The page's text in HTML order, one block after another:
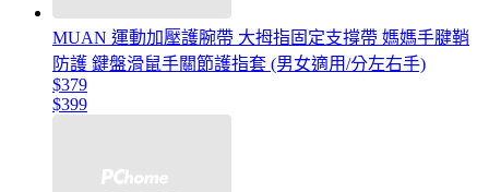
MUAN 運動加壓護腕帶 大拇指固定支撐帶 媽媽手腱鞘
防護 鍵盤滑鼠手關節護指套 (男女適用/分左右手)
$379
$399